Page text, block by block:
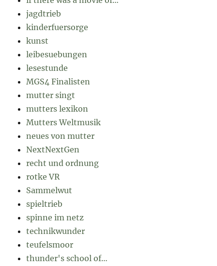
jagdtrieb
kinderfuersorge
kunst
leibesuebungen
lesestunde
MGS4 Finalisten
mutter singt
mutters lexikon
Mutters Weltmusik
neues von mutter
NextNextGen
recht und ordnung
rotke VR
Sammelwut
spieltrieb
spinne im netz
technikwunder
teufelsmoor
thunder's school of…